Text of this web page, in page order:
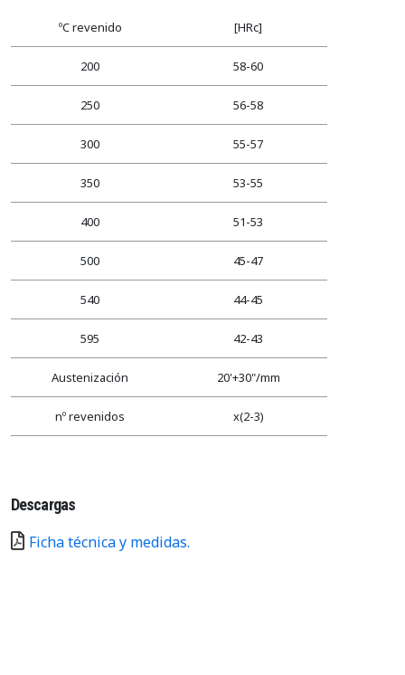
ºC revenido [HRc]
200 58-60
250 56-58
300 55-57
350 53-55
400 51-53
500 45-47
540 44-45
595 42-43
Austenización 20'+30"/mm
nº revenidos x(2-3)
Descargas
Ficha técnica y medidas.